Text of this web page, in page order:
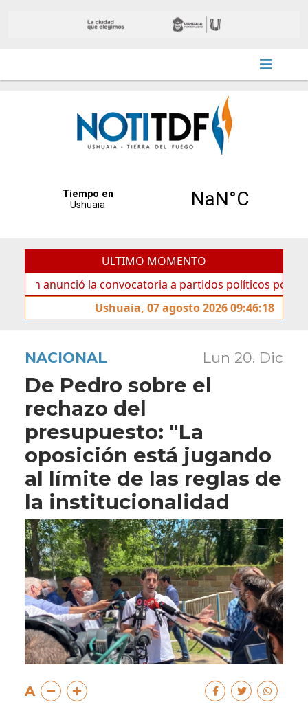
ULTIMO MOMENTO
la convocatoria a partidos políticos por «ficha
Ushuaia, 07 agosto 2026 09:46:18
NACIONAL Lun 20. Dic
De Pedro sobre el
rechazo del
presupuesto: "La
oposición está jugando
al límite de las reglas de
la institucionalidad
A